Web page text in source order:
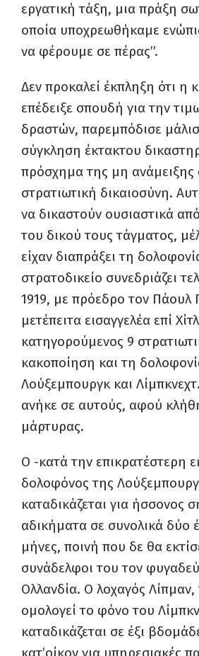
εργατική τάξη, μια πράξη
οποία υποχρεωθήκαμε
να φέρουμε σε πέρας”.
Δεν προκαλεί έκπληξη ότι η
επέδειξε σπουδή για την
δραστών, παρεμπόδισε
σύγκληση έκτακτου
πρόσχημα της μη ανάμειξης
στρατιωτική δικαιοσύνη.
να δικαστούν ουσιαστικά
του δικού τους τάγματος,
είχαν διαπράξει τη
στρατοδικείο συνεδριάζει
1919, με πρόεδρο τον Πάουλ
μετέπειτα εισαγγελέα επί
κατηγορούμενος 9
κακοποίηση και τη
Λούξεμπουργκ και
ανήκε σε αυτούς, αφού
μάρτυρας.
Ο -κατά την επικρατέστερη
δολοφόνος της
καταδικάζεται για ήσσονος
αδικήματα σε συνολικά δύο
μήνες, ποινή που δε θα
συνάδελφοι του τον
Ολλανδία. Ο λοχαγός Λίπμαν,
ομολογεί το φόνο του
καταδικάζεται σε έξι